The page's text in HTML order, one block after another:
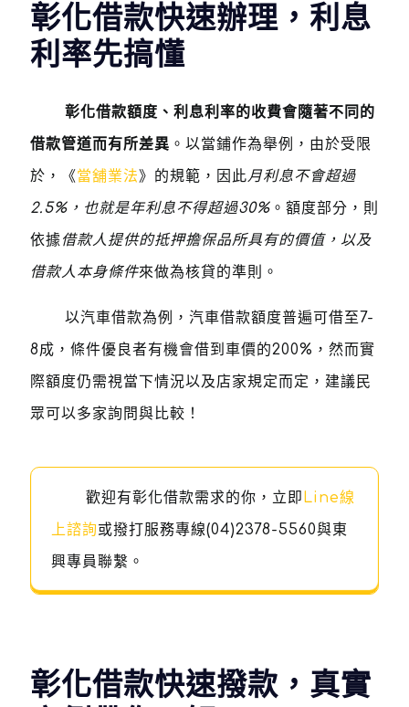
彰化借款快速辦理，利息
利率先搞懂
彰化借款額度、利息利率的收費會隨著不同的
借款管道而有所差異 。以當鋪作為舉例，由於受限
於，《當舖業法》的規範，因此月利息不會超過
2.5%，也就是年利息不得超過30% 。額度部分，則
依據借款人提供的抵押擔保品所具有的價值，以及
借款人本身條件來做為核貸的準則。
以汽車借款為例，汽車借款額度普遍可借至7-
8成，條件優良者有機會借到車價的200%，然而實
際額度仍需視當下情況以及店家規定而定，建議民
眾可以多家詢問與比較！
歡迎有彰化借款需求的你，立即Line線
上諮詢或撥打服務專線(04)2378-5560與東
興專員聯繫。
彰化借款快速撥款，真實